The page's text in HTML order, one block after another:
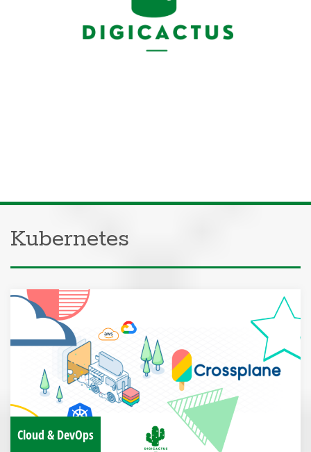
Kubernetes
Cloud & DevOps